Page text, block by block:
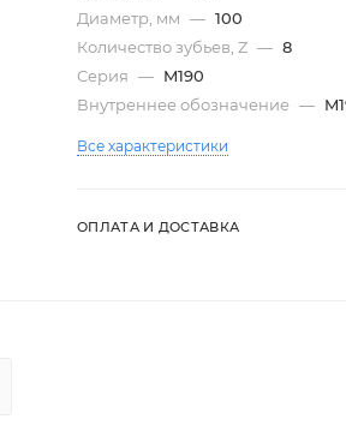
Диаметр, мм — 100
Количество зубьев, Z — 8
Серия — M190
Внутреннее обозначение —
Все характеристики
ОПЛАТА И ДОСТАВКА